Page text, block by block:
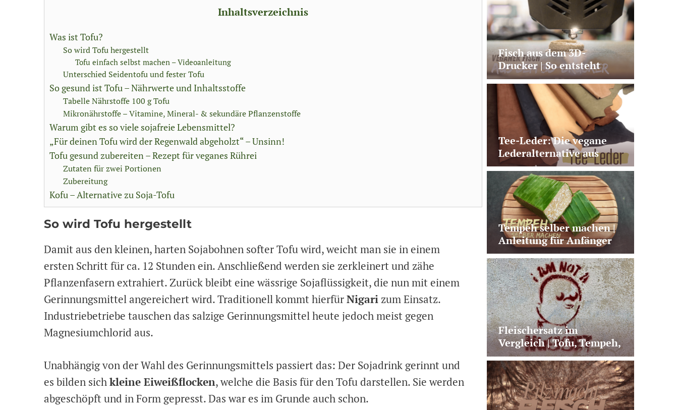
Inhaltsverzeichnis
Was ist Tofu?
So wird Tofu hergestellt
Tofu einfach selbst machen – Videoanleitung
Unterschied Seidentofu und fester Tofu
So gesund ist Tofu – Nährwerte und Inhaltsstoffe
Tabelle Nährstoffe 100 g Tofu
Mikronährstoffe – Vitamine, Mineral- & sekundäre Pflanzenstoffe
Warum gibt es so viele sojafreie Lebensmittel?
„Für deinen Tofu wird der Regenwald abgeholzt“ – Unsinn!
Tofu gesund zubereiten – Rezept für veganes Rührei
Zutaten für zwei Portionen
Zubereitung
Kofu – Alternative zu Soja-Tofu
So wird Tofu hergestellt
Damit aus den kleinen, harten Sojabohnen softer Tofu wird, weicht man sie in einem
ersten Schritt für ca. 12 Stunden ein. Anschließend werden sie zerkleinert und zähe
Pflanzenfasern extrahiert. Zurück bleibt eine wässrige Sojaflüssigkeit, die nun mit einem
Gerinnungsmittel angereichert wird. Traditionell kommt hierfürNigari zum Einsatz.
Industriebetriebe tauschen das salzige Gerinnungsmittel heute jedoch meist gegen
Magnesiumchlorid aus.
Unabhängig von der Wahl des Gerinnungsmittels passiert das: Der Sojadrink gerinnt und
es bilden sichkleine Eiweißflocken, welche die Basis für den Tofu darstellen. Sie werden
abgeschöpft und in Form gepresst. Das war es im Grunde auch schon.
Fisch aus dem 3D-
Drucker | So entsteht
veganer Lachs aus
Pilzprotein
Tee-Leder: Die vegane
Lederalternative aus
Teeabfällen
Tempeh selber machen |
Anleitung für Anfänger
mit Fehler-Check
Fleischersatz im
Vergleich | Tofu, Tempeh,
Seitan & Co.